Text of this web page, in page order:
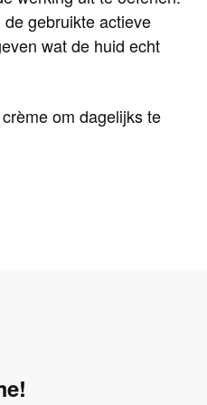
gebruikte actieve
wat de huid echt
om dagelijks te